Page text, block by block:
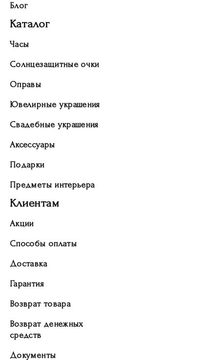
Блог
Каталог
Часы
Солнцезащитные очки
Оправы
Ювелирные украшения
Свадебные украшения
Аксессуары
Подарки
Предметы интерьера
Клиентам
Акции
Способы оплаты
Доставка
Гарантия
Возврат товара
Возврат денежных
средств
Документы